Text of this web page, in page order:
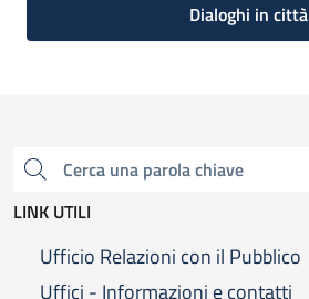
Dialoghi in città
Cerca una parola chiave
LINK UTILI
Ufficio Relazioni con il Pubblico
Uffici - Informazioni e contatti